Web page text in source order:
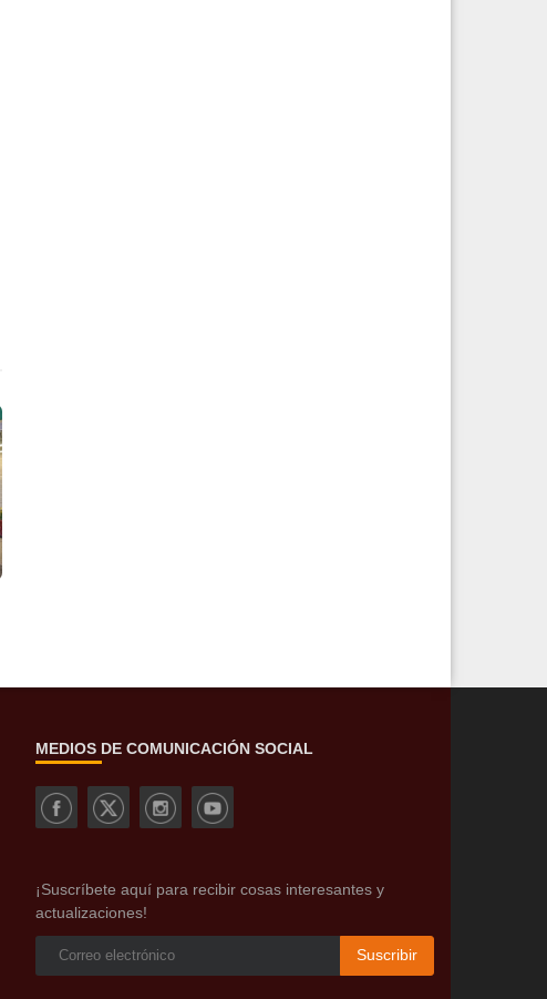
MEDIOS DE COMUNICACIÓN SOCIAL
¡Suscríbete aquí para recibir cosas interesantes y
actualizaciones!
Suscribir